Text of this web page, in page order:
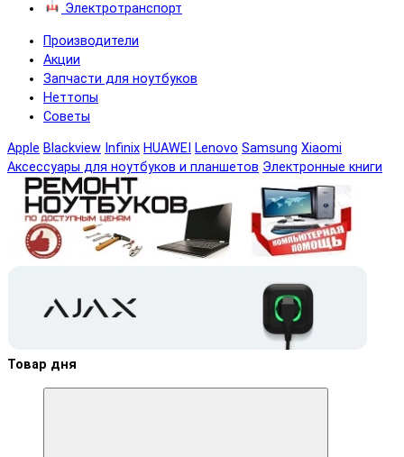
Электротранспорт
Производители
Акции
Запчасти для ноутбуков
Неттопы
Советы
Apple Blackview Infinix HUAWEI Lenovo Samsung Xiaomi
Аксессуары для ноутбуков и планшетов Электронные книги
Товар дня